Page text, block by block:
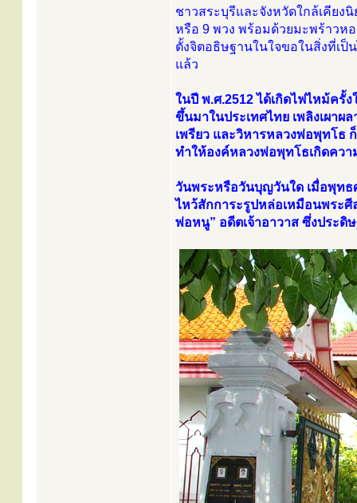
ชาวสระบุรีและจังหวัดใกล้เคียง
หรือ 9 พวง พร้อมด้วยมะพร้าวห
ตั้งจิตอธิษฐานในใจขอในสิ่งที่เป็
แล้ว
ในปี พ.ศ.2512 ได้เกิดไฟไหม้ครั้
ขึ้นมาในประเทศไทย เพลิงเผา
เพรียว และวิหารหลวงพ่อพุทโธ
ทำให้องค์หลวงพ่อพุทโธเกิดควา
วันพระหรือวันบุญวันใด เมื่อพุท
ไหว้สักการะรูปหล่อเหมือนพระ
พ่อหนู” อดีตเจ้าอาวาส ซึ่งประ